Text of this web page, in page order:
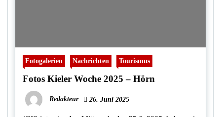
Fotogalerien Nachrichten Tourismus
Fotos Kieler Woche 2025 – Hörn
Redakteur 26. Juni 2025